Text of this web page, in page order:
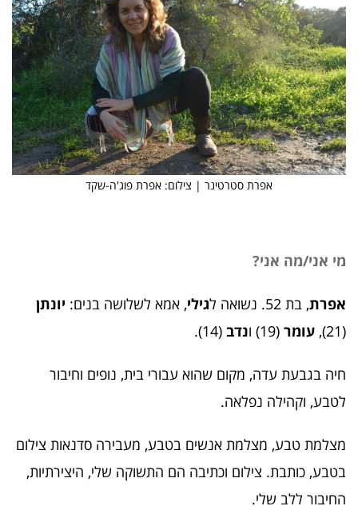
אפרת סטרטינר | צילום: אפרת פוג'ה-שקד
מי אני/מה אני?
אפרת, בת 52. נשואה ל גילי, אמא לשלושה בנים: יונתן
(21),
עומר (19) ו נדב (14).
חיה בגבעת עדה, מקום שהוא עבורי בית, נופים וחיבור
לטבע, וקהילה נפלאה.
מצלמת טבע, מצלמת אנשים בטבע, מעבירה סדנאות צילום
בטבע, כותבת. צילום וכתיבה הם התשוקה שלי, היצירתיות,
החיבור ללב שלי.